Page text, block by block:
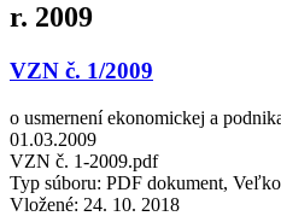
r. 2009
VZN č. 1/2009
o usmernení ekonomickej a
01.03.2009
VZN č. 1-2009.pdf
Typ súboru: PDF dokument,
Vložené: 24. 10. 2018